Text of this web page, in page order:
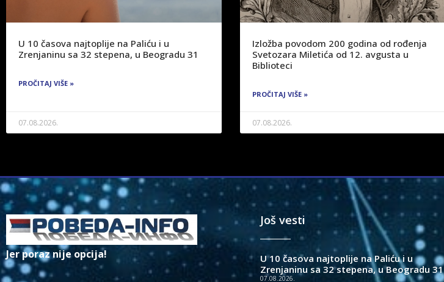
U 10 časova najtoplije na Paliću i u
Zrenjaninu sa 32 stepena, u Beogradu 31
PROČITAJ VIŠE »
07.08.2026.
Izložba povodom 200 godina od rođenja
Svetozara Miletića od 12. avgusta u
Biblioteci
PROČITAJ VIŠE »
07.08.2026.
Jer poraz nije opcija!
Još vesti
U 10 časova najtoplije na Paliću i u
Zrenjaninu sa 32 stepena, u Beogradu 31
07.08.2026.